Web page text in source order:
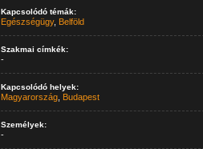
Kapcsolódó témák:
Egészségügy, Belföld
Szakmai címkék:
-
Kapcsolódó helyek:
Magyarország, Budapest
Személyek:
-